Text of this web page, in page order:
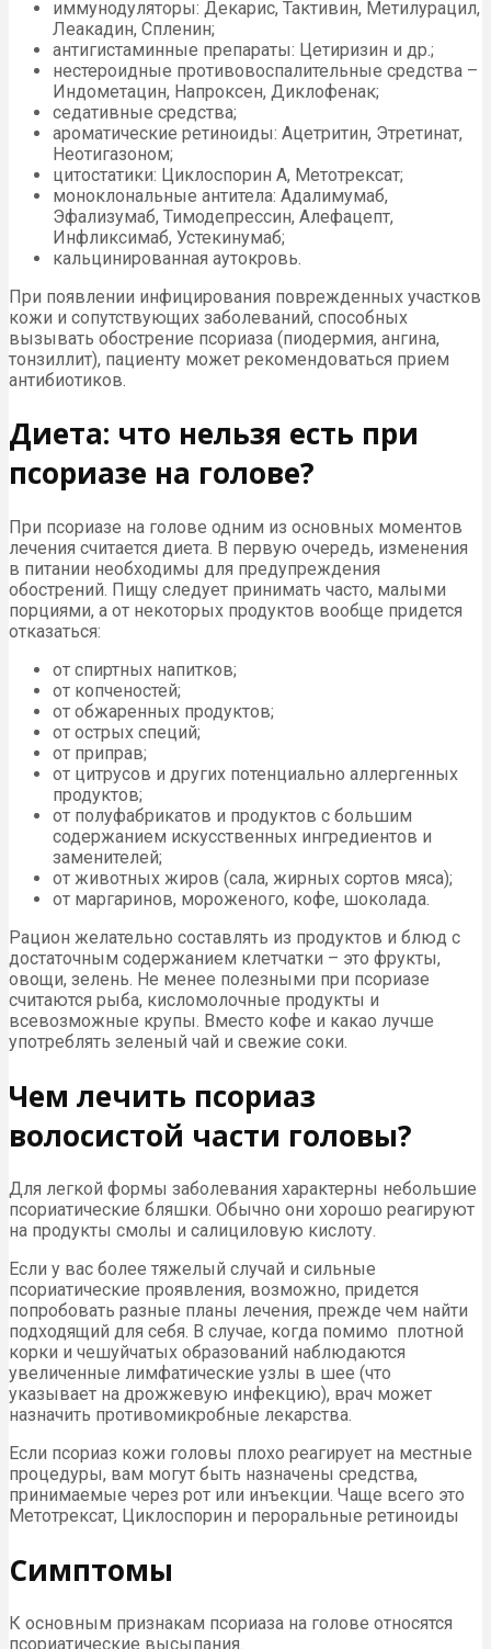
иммунодуляторы: Декарис, Тактивин, Метилурацил,
Леакадин, Спленин;
антигистаминные препараты: Цетиризин и др.;
нестероидные противовоспалительные средства –
Индометацин, Напроксен, Диклофенак;
седативные средства;
ароматические ретиноиды: Ацетритин, Этретинат,
Неотигазоном;
цитостатики: Циклоспорин А, Метотрексат;
моноклональные антитела: Адалимумаб,
Эфализумаб, Тимодепрессин, Алефацепт,
Инфликсимаб, Устекинумаб;
кальцинированная аутокровь.
При появлении инфицирования поврежденных участков
кожи и сопутствующих заболеваний, способных
вызывать обострение псориаза (пиодермия, ангина,
тонзиллит), пациенту может рекомендоваться прием
антибиотиков.
Диета: что нельзя есть при
псориазе на голове?
При псориазе на голове одним из основных моментов
лечения считается диета. В первую очередь, изменения
в питании необходимы для предупреждения
обострений. Пищу следует принимать часто, малыми
порциями, а от некоторых продуктов вообще придется
отказаться:
от спиртных напитков;
от копченостей;
от обжаренных продуктов;
от острых специй;
от приправ;
от цитрусов и других потенциально аллергенных
продуктов;
от полуфабрикатов и продуктов с большим
содержанием искусственных ингредиентов и
заменителей;
от животных жиров (сала, жирных сортов мяса);
от маргаринов, мороженого, кофе, шоколада.
Рацион желательно составлять из продуктов и блюд с
достаточным содержанием клетчатки – это фрукты,
овощи, зелень. Не менее полезными при псориазе
считаются рыба, кисломолочные продукты и
всевозможные крупы. Вместо кофе и какао лучше
употреблять зеленый чай и свежие соки.
Чем лечить псориаз
волосистой части головы?
Для легкой формы заболевания характерны небольшие
псориатические бляшки. Обычно они хорошо реагируют
на продукты смолы и салициловую кислоту.
Если у вас более тяжелый случай и сильные
псориатические проявления, возможно, придется
попробовать разные планы лечения, прежде чем найти
подходящий для себя. В случае, когда помимо плотной
корки и чешуйчатых образований наблюдаются
увеличенные лимфатические узлы в шее (что
указывает на дрожжевую инфекцию), врач может
назначить противомикробные лекарства.
Если псориаз кожи головы плохо реагирует на местные
процедуры, вам могут быть назначены средства,
принимаемые через рот или инъекции. Чаще всего это
Метотрексат, Циклоспорин и пероральные ретиноиды
Симптомы
К основным признакам псориаза на голове относятся
псориатические высыпания.